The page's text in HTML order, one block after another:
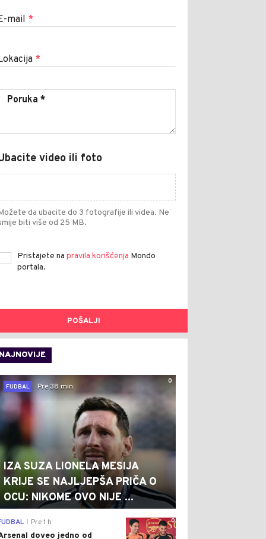
mail *
*
video ili foto
da ubacite do 3 fotografije ili videa. Ne
biti više od 25 MB.
Pristajete na pravila korišćenja Mondo
portala.
POŠALJI
NAJNOVIJE
0
FUDBAL
Pre 38 min
IZA SUZA LIONELA MESIJA
KRIJE SE NAJLJEPŠA PRIČA O
OCU: NIKOME OVO NIJE ...
0
Pre 1 h
doveo jedno od